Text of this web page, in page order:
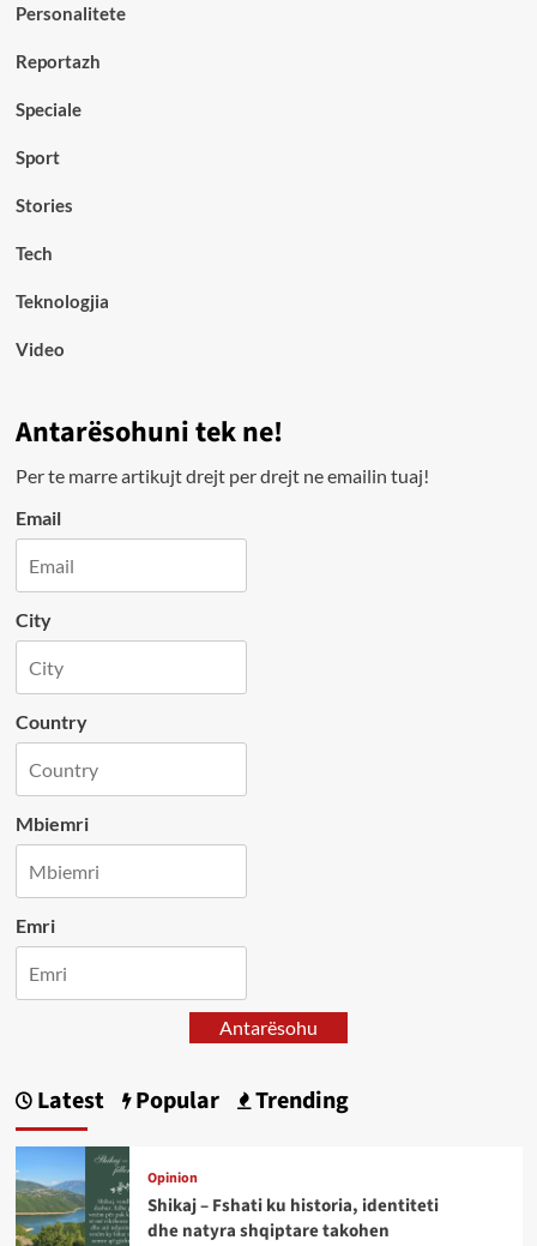
Personalitete
Reportazh
Speciale
Sport
Stories
Tech
Teknologjia
Video
Antarësohuni tek ne!
Per te marre artikujt drejt per drejt ne emailin tuaj!
Email
City
Country
Mbiemri
Emri
Antarësohu
Latest Popular Trending
Opinion
Shikaj – Fshati ku historia, identiteti
dhe natyra shqiptare takohen